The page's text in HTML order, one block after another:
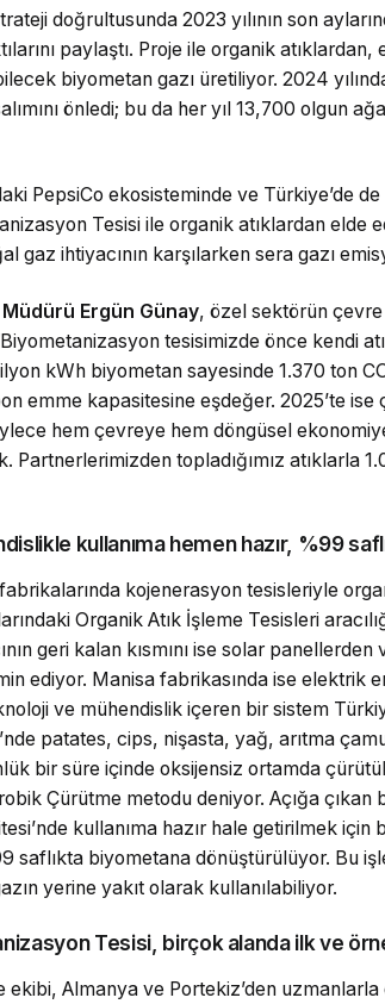
doğrultusunda 2023 yılının son
paylaştı. Proje ile organik
biyometan gazı üretiliyor. 2024
önledi; bu da her yıl 13,700 olgun
PepsiCo ekosisteminde ve Türkiye’de
Tesisi ile organik atıklardan elde
gaz ihtiyacının karşılarken sera gazı
Ergün Günay, özel sektörün
tesisimizde önce kendi
kWh biyometan sayesinde 1.370 ton
emme kapasitesine eşdeğer. 2025’te ise
hem çevreye hem döngüsel
Partnerlerimizden topladığımız atıklarla
kullanıma hemen hazır, %99
kojenerasyon tesisleriyle
Organik Atık İşleme Tesisleri
geri kalan kısmını ise solar
ediyor. Manisa fabrikasında ise elektrik
ve mühendislik içeren bir sistem
patates, cips, nişasta, yağ, arıtma
bir süre içinde oksijensiz ortamda
Çürütme metodu deniyor. Açığa çıkan
kullanıma hazır hale getirilmek
saflıkta biyometana dönüştürülüyor. Bu
yerine yakıt olarak kullanılabiliyor.
Tesisi, birçok alanda ilk ve
ekibi, Almanya ve Portekiz’den